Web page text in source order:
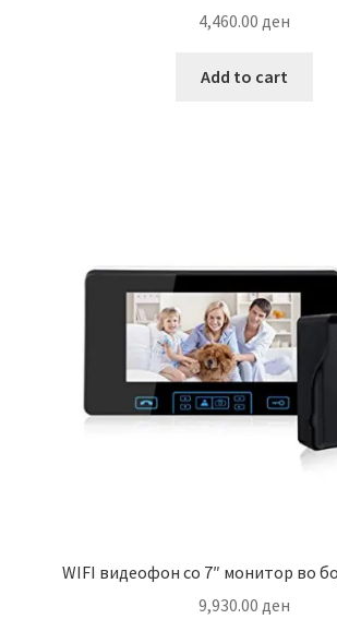
4,460.00 ден
Add to cart
WIFI видеофон со 7″ монитор во
9,930.00 ден